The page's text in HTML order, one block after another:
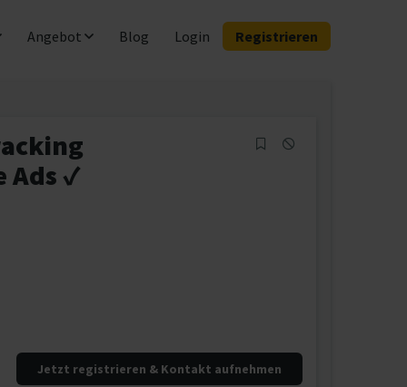
Angebot Blog Login Registrieren
Ads ✓
Jetzt registrieren & Kontakt aufnehmen